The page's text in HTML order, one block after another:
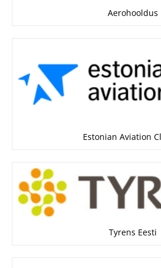
Aerohooldus
Estonian Aviation
Tyrens Eesti